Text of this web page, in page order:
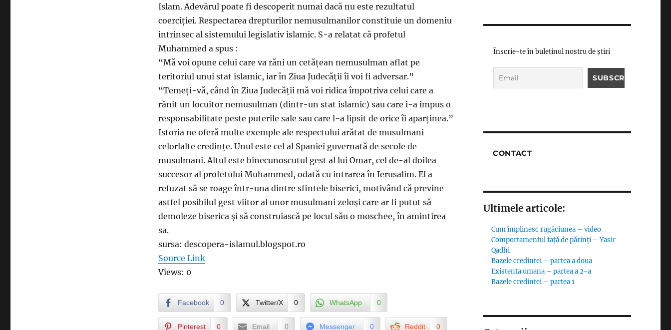
Islam. Adevărul poate fi descoperit numai dacă nu este rezultatul
coerciției. Respectarea drepturilor nemusulmanilor constituie un domeniu
intrinsec al sistemului legislativ islamic. S-a relatat că profetul
Muhammed a spus :
“Mă voi opune celui care va răni un cetățean nemusulman aflat pe
teritoriul unui stat islamic, iar în Ziua Judecății îi voi fi adversar.”
“Temeți-vă, când în Ziua Judecății mă voi ridica împotriva celui care a
rănit un locuitor nemusulman (dintr-un stat islamic) sau care i-a impus o
responsabilitate peste puterile sale sau care l-a lipsit de orice îi aparținea.”
Istoria ne oferă multe exemple ale respectului arătat de musulmani
celorlalte credințe. Unul este cel al Spaniei guvernată de secole de
musulmani. Altul este binecunoscutul gest al lui Omar, cel de-al doilea
succesor al profetului Muhammed, odată cu intrarea în Ierusalim. El a
refuzat să se roage într-una dintre sfintele biserici, motivând că previne
astfel posibilul gest viitor al unor musulmani zeloși care ar fi putut să
demoleze biserica și să construiască pe locul său o moschee, în amintirea
sa.
sursa: descopera-islamul.blogspot.ro
Source Link
Views: 0
Facebook 0 Twitter/X 0 WhatsApp 0
Pinterest 0 Email 0 Messenger 0 Reddit 0
Înscrie-te în buletinul nostru de știri
CONTACT
Ultimele articole:
Cum împlinesc rugăciunea – video
Comportamentul față de părinți – Yasir
Qadhi
Bazele credintei – partea a doua
Existenta umana – partea a 2-a
Bazele credintei – partea 1